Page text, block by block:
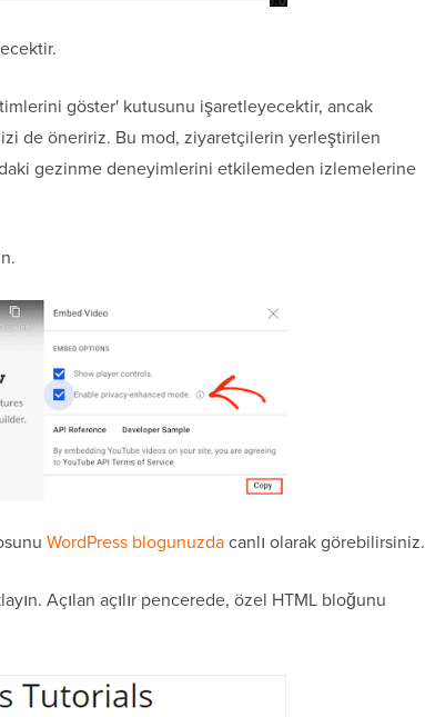
göster' kutusunu işaretleyecektir, ancak
de öneririz. Bu mod, ziyaretçilerin yerleştirilen
gezinme deneyimlerini etkilemeden izlemelerine
WordPress blogunuzdacanlı olarak görebilirsiniz.
Açılan açılır pencerede, özel HTML bloğunu